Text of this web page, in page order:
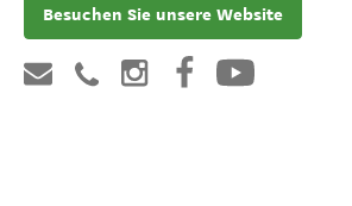
Besuchen Sie unsere Website